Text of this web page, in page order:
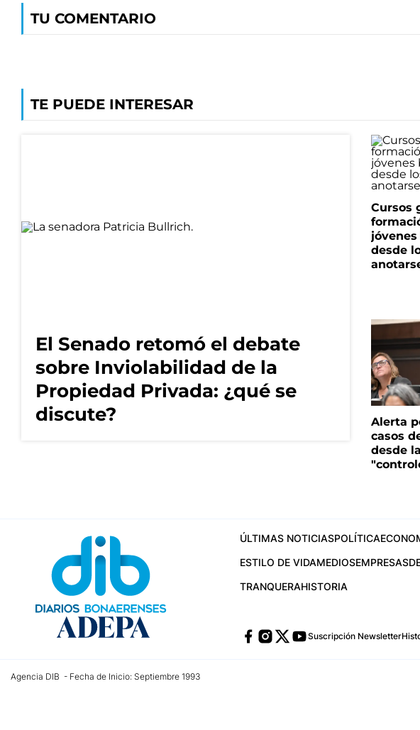
TU COMENTARIO
TE PUEDE INTERESAR
El Senado retomó el debate
sobre Inviolabilidad de la
Propiedad Privada: ¿qué se
discute?
Cursos
desde
Alerta
casos
desde
ÚLTIMAS NOTICIASPOLÍTICA
ESTILO DE VIDAMEDIOSEMPRESAS
TRANQUERAHISTORIA
Suscripción Newsletter
Agencia DIB - Fecha de Inicio: Septiembre 1993